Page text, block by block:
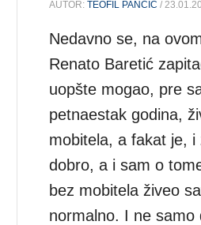
AUTOR:TEOFIL PANČIĆ /
Nedavno se, na
Renato Baretić
uopšte mogao, pre
petnaestak godina,
mobitela, a fakat je, i
dobro, a i sam o
bez mobitela živeo
normalno. I ne samo